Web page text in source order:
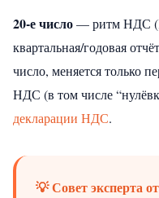
20-е число— ритм НДС
квартальная/годовая
число, меняется только
НДС (в том числе
декларации НДС.
💡 Совет эксперта